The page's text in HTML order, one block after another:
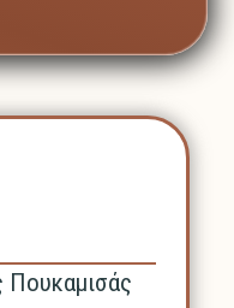
Πουκαμισάς